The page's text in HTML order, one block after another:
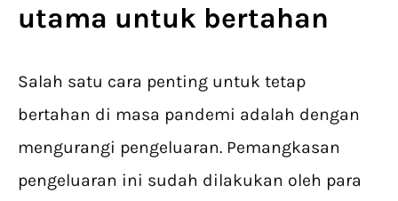
utama untuk bertahan
Salah satu cara penting untuk tetap
bertahan di masa pandemi adalah dengan
mengurangi pengeluaran. Pemangkasan
pengeluaran ini sudah dilakukan oleh para